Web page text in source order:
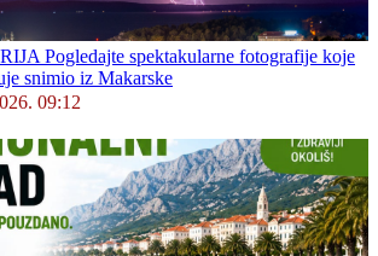
Pogledajte spektakularne fotografije koje
snimio iz Makarske
09:12